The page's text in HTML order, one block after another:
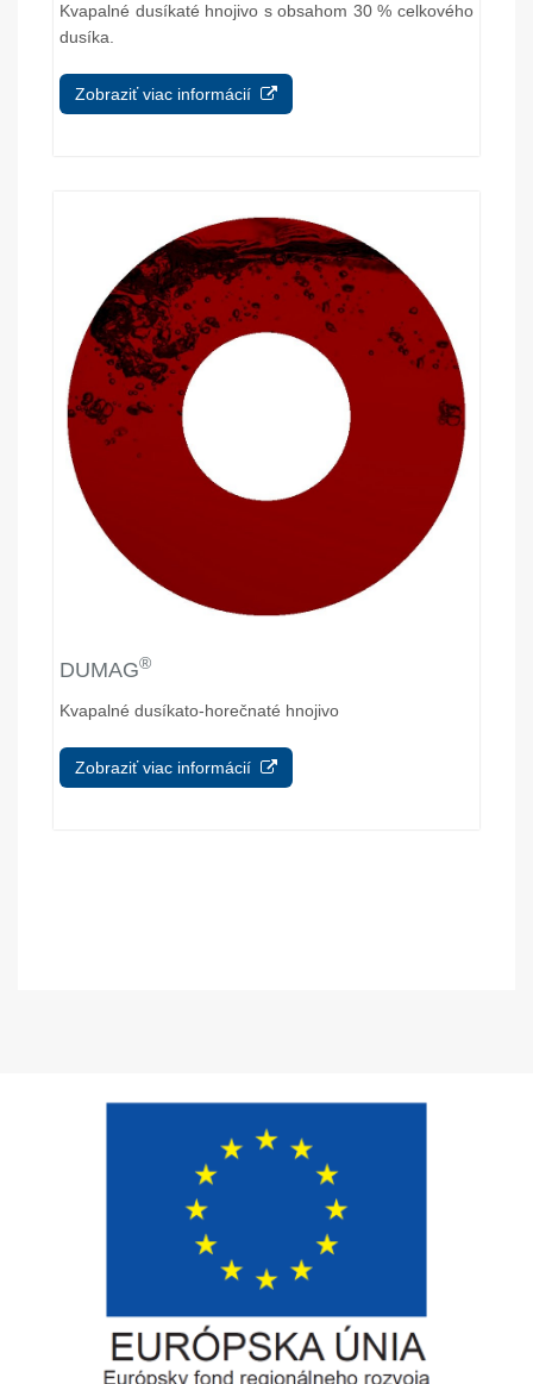
Kvapalné dusíkaté hnojivo s obsahom 30 % celkového
dusíka.
Zobraziť viac informácií
DUMAG®
Kvapalné dusíkato-horečnaté hnojivo
Zobraziť viac informácií